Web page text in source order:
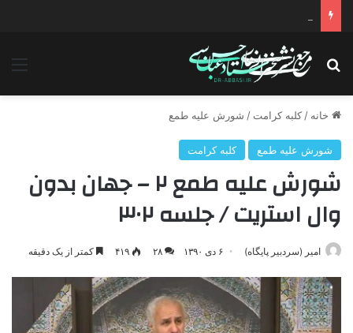
جستجو برای
خانه / کلبه کرامت / شورش علیه طمع
شورش علیه طمع کلبه کرامت
شورش علیه طمع ۲ – جهان بدون
وال استریت / جلسه ۳۰۲
امیر (سردبیر پایگاه) ۶ دی ۱۳۹۰ ۲۸ ۴۱۹ کمتر از یک دقیقه